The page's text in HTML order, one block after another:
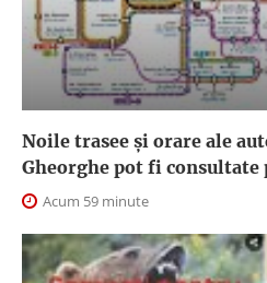
Noile trasee și orare ale
Gheorghe pot fi
Acum 59 minute